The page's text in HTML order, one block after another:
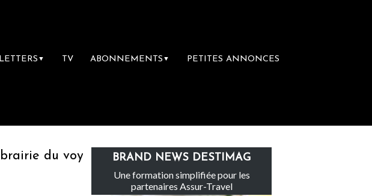
▼ TV ABONNEMENTS ▼ PETITES ANNONCES
du voyage Le groupe Sainte-Claire rachète Eden Tour
BRAND NEWS DESTIMAG
Une formation simplifiée pour les
partenaires Assur-Travel